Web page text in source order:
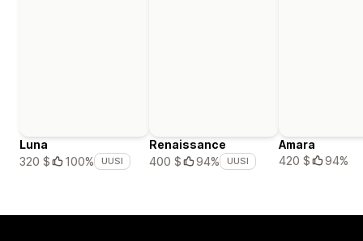
Luna
320 $
100% UUSI
Renaissance
400 $
94% UUSI
Amara
420 $
94%